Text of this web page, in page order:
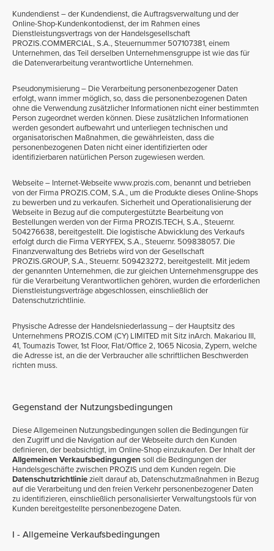
Kundendienst – der Kundendienst, die Auftragsverwaltung und der
Online-Shop-Kundenkontodienst, der im Rahmen eines
Dienstleistungsvertrags von der Handelsgesellschaft
PROZIS.COMMERCIAL, S.A., Steuernummer 507107381, einem
Unternehmen, das Teil derselben Unternehmensgruppe ist wie das für
die Datenverarbeitung verantwortliche Unternehmen.
Pseudonymisierung – Die Verarbeitung personenbezogener Daten
erfolgt, wann immer möglich, so, dass die personenbezogenen Daten
ohne die Verwendung zusätzlicher Informationen nicht einer bestimmten
Person zugeordnet werden können. Diese zusätzlichen Informationen
werden gesondert aufbewahrt und unterliegen technischen und
organisatorischen Maßnahmen, die gewährleisten, dass die
personenbezogenen Daten nicht einer identifizierten oder
identifizierbaren natürlichen Person zugewiesen werden.
Webseite – Internet-Webseite www.prozis.com, benannt und betrieben
von der Firma PROZIS.COM, S.A., um die Produkte dieses Online-Shops
zu bewerben und zu verkaufen. Sicherheit und Operationalisierung der
Webseite in Bezug auf die computergestützte Bearbeitung von
Bestellungen werden von der Firma PROZIS.TECH, S.A., Steuernr.
504276638, bereitgestellt. Die logistische Abwicklung des Verkaufs
erfolgt durch die Firma VERYFEX, S.A., Steuernr. 509838057. Die
Finanzverwaltung des Betriebs wird von der Gesellschaft
PROZIS.GROUP, S.A., Steuernr. 509423272, bereitgestellt. Mit jedem
der genannten Unternehmen, die zur gleichen Unternehmensgruppe des
für die Verarbeitung Verantwortlichen gehören, wurden die erforderlichen
Dienstleistungsverträge abgeschlossen, einschließlich der
Datenschutzrichtlinie.
Physische Adresse der Handelsniederlassung – der Hauptsitz des
Unternehmens PROZIS.COM (CY) LIMITED mit Sitz inArch. Makariou III,
41, Toumazis Tower, 1st Floor, Flat/Office 2, 1065 Nicosia, Zypern, welche
die Adresse ist, an die der Verbraucher alle schriftlichen Beschwerden
richten muss.
Gegenstand der Nutzungsbedingungen
Diese Allgemeinen Nutzungsbedingungen sollen die Bedingungen für
den Zugriff und die Navigation auf der Webseite durch den Kunden
definieren, der beabsichtigt, im Online-Shop einzukaufen. Der Inhalt der
Allgemeinen Verkaufsbedingungen soll die Bedingungen der
Handelsgeschäfte zwischen PROZIS und dem Kunden regeln. Die
Datenschutzrichtliniezielt darauf ab, Datenschutzmaßnahmen in Bezug
auf die Verarbeitung und den freien Verkehr personenbezogener Daten
zu identifizieren, einschließlich personalisierter Verwaltungstools für von
Kunden bereitgestellte personenbezogene Daten.
I - Allgemeine Verkaufsbedingungen